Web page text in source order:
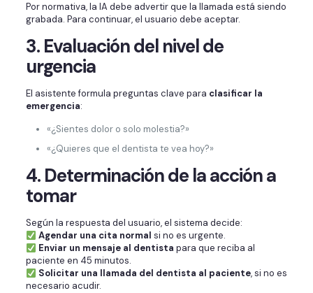
Por normativa, la IA debe advertir que la llamada está siendo
grabada. Para continuar, el usuario debe aceptar.
3. Evaluación del nivel de
urgencia
El asistente formula preguntas clave para clasificar la
emergencia:
«¿Sientes dolor o solo molestia?»
«¿Quieres que el dentista te vea hoy?»
4. Determinación de la acción a
tomar
Según la respuesta del usuario, el sistema decide:
Agendar una cita normal si no es urgente.
Enviar un mensaje al dentista para que reciba al
paciente en 45 minutos.
Solicitar una llamada del dentista al paciente, si no es
necesario acudir.